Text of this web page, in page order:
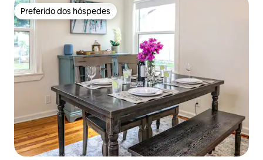
Preferido dos hóspedes
Preferido dos hóspedes